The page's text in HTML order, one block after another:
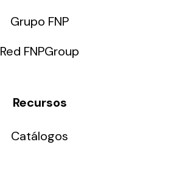
Grupo FNP
Red FNPGroup
Recursos
Catálogos